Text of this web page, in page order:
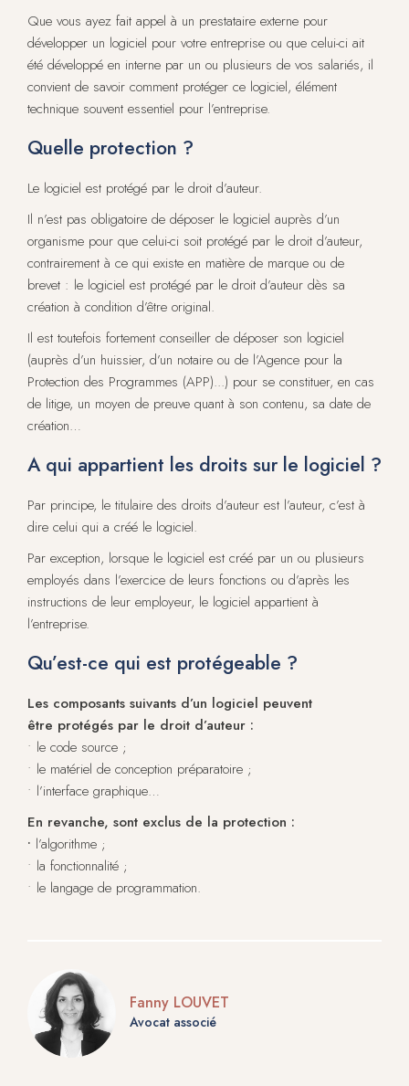
Que vous ayez fait appel à un prestataire externe pour
développer un logiciel pour votre entreprise ou que celui-ci ait
été développé en interne par un ou plusieurs de vos salariés, il
convient de savoir comment protéger ce logiciel, élément
technique souvent essentiel pour l’entreprise.
Quelle protection ?
Le logiciel est protégé par le droit d’auteur.
Il n’est pas obligatoire de déposer le logiciel auprès d’un
organisme pour que celui-ci soit protégé par le droit d’auteur,
contrairement à ce qui existe en matière de marque ou de
brevet : le logiciel est protégé par le droit d’auteur dès sa
création à condition d’être original.
Il est toutefois fortement conseiller de déposer son logiciel
(auprès d’un huissier, d’un notaire ou de l’Agence pour la
Protection des Programmes (APP)...) pour se constituer, en cas
de litige, un moyen de preuve quant à son contenu, sa date de
création…
A qui appartient les droits sur le logiciel ?
Par principe, le titulaire des droits d’auteur est l’auteur, c’est à
dire celui qui a créé le logiciel.
Par exception, lorsque le logiciel est créé par un ou plusieurs
employés dans l’exercice de leurs fonctions ou d’après les
instructions de leur employeur, le logiciel appartient à
l’entreprise.
Qu’est-ce qui est protégeable ?
Les composants suivants d’un logiciel peuvent
être protégés par le droit d’auteur :
• le code source ;
• le matériel de conception préparatoire ;
• l’interface graphique…
En revanche, sont exclus de la protection :
• l’algorithme ;
• la fonctionnalité ;
• le langage de programmation.
Fanny LOUVET
Avocat associé